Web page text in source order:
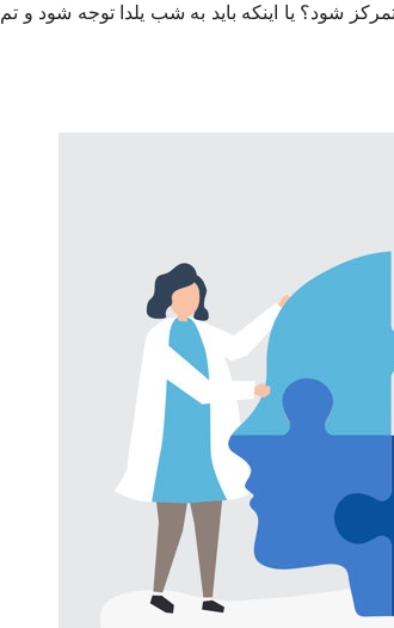
شود؟ یا اینکه باید به شب یلدا توجه شود و تم